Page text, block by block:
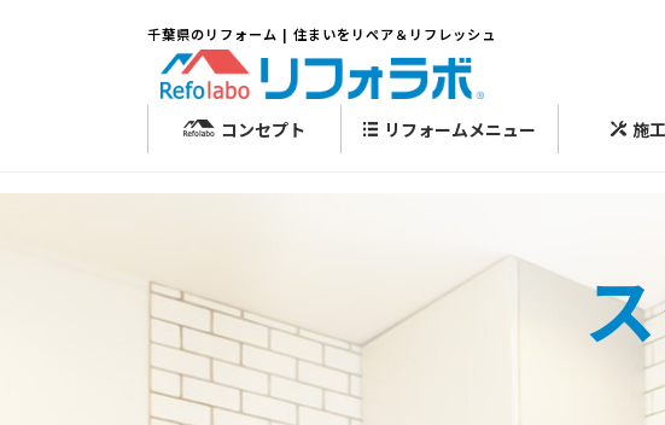
千葉県のリフォーム | 住まいをリペア＆リフレッシュ
コンセプト リフォームメニュー 施